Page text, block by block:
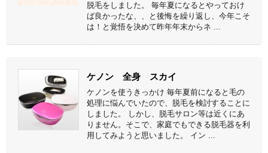
脱毛をしました。 毎年夏になるとやっておけ
ば良かったな、、と後悔を繰り返し、今年こそ
は！と覚悟を決めて昨年年末からネ ...
ケノン 全身 スカイ
ケノンを使うきっかけ 毎年夏前になると毛の
処理に悩んでいたので、脱毛を検討することに
しました。 しかし、脱毛サロン等は近くにあ
りません。そこで、家庭でもできる脱毛器を利
用してみようと思いました。 イン ...